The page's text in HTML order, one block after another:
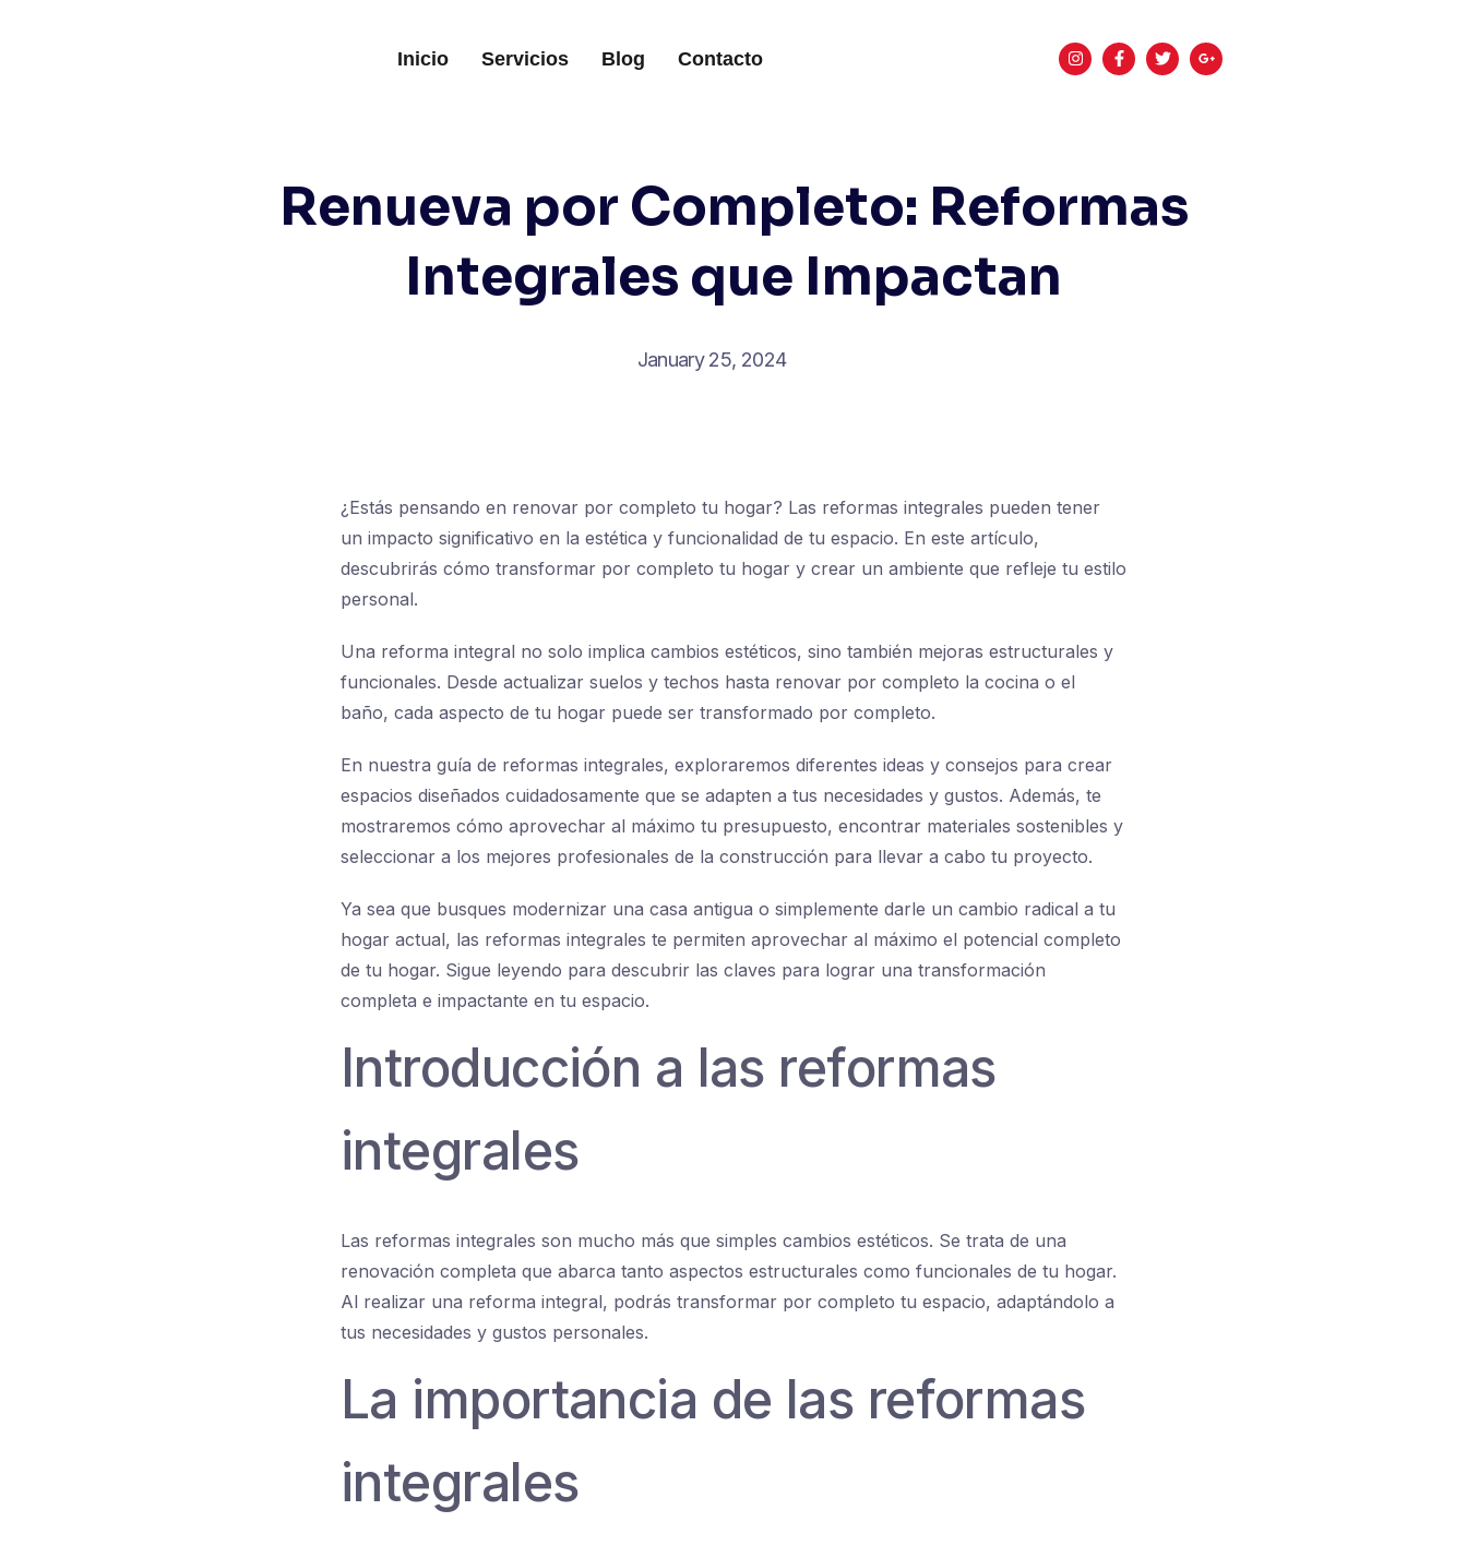
Inicio Servicios Blog Contacto
Renueva por Completo: Reformas
Integrales que Impactan
January 25, 2024
¿Estás pensando en renovar por completo tu hogar? Las reformas integrales pueden tener
un impacto significativo en la estética y funcionalidad de tu espacio. En este artículo,
descubrirás cómo transformar por completo tu hogar y crear un ambiente que refleje tu estilo
personal.
Una reforma integral no solo implica cambios estéticos, sino también mejoras estructurales y
funcionales. Desde actualizar suelos y techos hasta renovar por completo la cocina o el
baño, cada aspecto de tu hogar puede ser transformado por completo.
En nuestra guía de reformas integrales, exploraremos diferentes ideas y consejos para crear
espacios diseñados cuidadosamente que se adapten a tus necesidades y gustos. Además, te
mostraremos cómo aprovechar al máximo tu presupuesto, encontrar materiales sostenibles y
seleccionar a los mejores profesionales de la construcción para llevar a cabo tu proyecto.
Ya sea que busques modernizar una casa antigua o simplemente darle un cambio radical a tu
hogar actual, las reformas integrales te permiten aprovechar al máximo el potencial completo
de tu hogar. Sigue leyendo para descubrir las claves para lograr una transformación
completa e impactante en tu espacio.
Introducción a las reformas
integrales
Las reformas integrales son mucho más que simples cambios estéticos. Se trata de una
renovación completa que abarca tanto aspectos estructurales como funcionales de tu hogar.
Al realizar una reforma integral, podrás transformar por completo tu espacio, adaptándolo a
tus necesidades y gustos personales.
La importancia de las reformas
integrales